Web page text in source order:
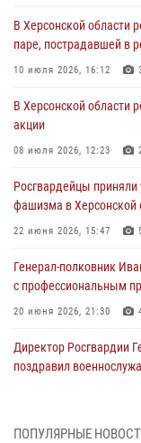
В Херсонской области
паре, пострадавшей в
10 июля 2026, 16:12
В Херсонской области
акции
08 июля 2026, 12:23
Росгвардейцы приняли
фашизма в Херсонской
22 июня 2026, 15:47
Генерал-полковник
с профессиональным
20 июня 2026, 21:30
Директор Росгвардии
поздравил
ПОПУЛЯРНЫЕ